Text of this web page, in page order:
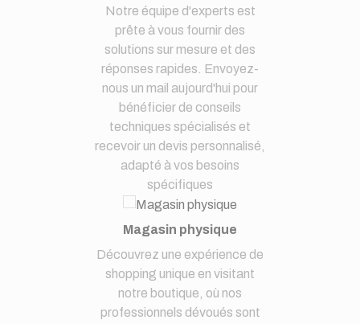
Notre équipe d'experts est
prête à vous fournir des
solutions sur mesure et des
réponses rapides. Envoyez-
nous un mail aujourd'hui pour
bénéficier de conseils
techniques spécialisés et
recevoir un devis personnalisé,
adapté à vos besoins
spécifiques
Magasin physique
Découvrez une expérience de
shopping unique en visitant
notre boutique, où nos
professionnels dévoués sont